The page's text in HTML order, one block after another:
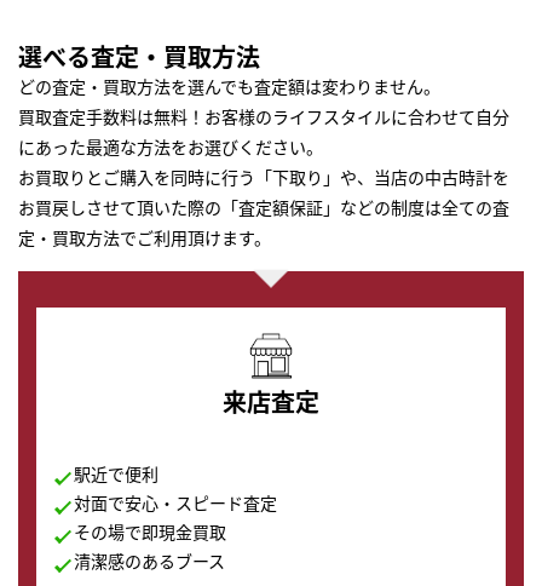
選べる査定・買取方法
どの査定・買取方法を選んでも査定額は変わりません。
買取査定手数料は無料！お客様のライフスタイルに合わせて自分
にあった最適な方法をお選びください。
お買取りとご購入を同時に行う「下取り」や、当店の中古時計を
お買戻しさせて頂いた際の「査定額保証」などの制度は全ての査
定・買取方法でご利用頂けます。
来店査定
駅近で便利
対面で安心・スピード査定
その場で即現金買取
清潔感のあるブース